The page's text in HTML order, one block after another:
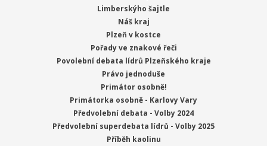
Limberskýho šajtle
Náš kraj
Plzeň v kostce
Pořady ve znakové řeči
Povolební debata lídrů Plzeňského kraje
Právo jednoduše
Primátor osobně!
Primátorka osobně - Karlovy Vary
Předvolební debata - Volby 2024
Předvolební superdebata lídrů - Volby 2025
Příběh kaolinu